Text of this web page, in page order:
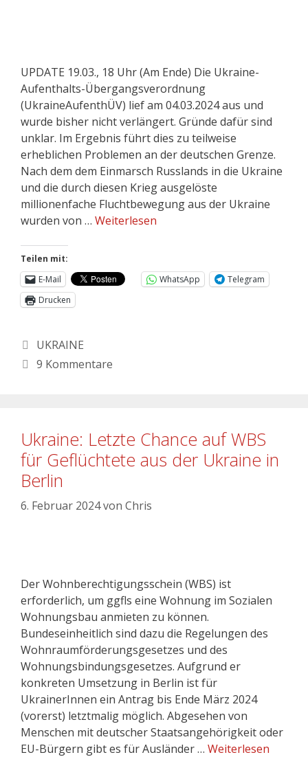
UPDATE 19.03., 18 Uhr (Am Ende) Die Ukraine-
Aufenthalts-Übergangsverordnung
(UkraineAufenthÜV) lief am 04.03.2024 aus und
wurde bisher nicht verlängert. Gründe dafür sind
unklar. Im Ergebnis führt dies zu teilweise
erheblichen Problemen an der deutschen Grenze.
Nach dem dem Einmarsch Russlands in die Ukraine
und die durch diesen Krieg ausgelöste
millionenfache Fluchtbewegung aus der Ukraine
wurden von … Weiterlesen
Teilen mit:
E-Mail
WhatsApp
Telegram
Drucken
UKRAINE
9 Kommentare
Ukraine: Letzte Chance auf WBS
für Geflüchtete aus der Ukraine in
Berlin
6. Februar 2024von Chris
Der Wohnberechtigungsschein (WBS) ist
erforderlich, um ggfls eine Wohnung im Sozialen
Wohnungsbau anmieten zu können.
Bundeseinheitlich sind dazu die Regelungen des
Wohnraumförderungsgesetzes und des
Wohnungsbindungsgesetzes. Aufgrund er
konkreten Umsetzung in Berlin ist für
UkrainerInnen ein Antrag bis Ende März 2024
(vorerst) letztmalig möglich. Abgesehen von
Menschen mit deutscher Staatsangehörigkeit oder
EU-Bürgern gibt es für Ausländer … Weiterlesen